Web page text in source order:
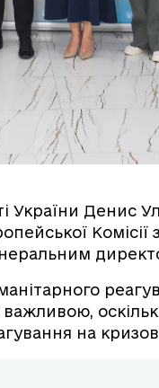
України Денис
Комісії
на